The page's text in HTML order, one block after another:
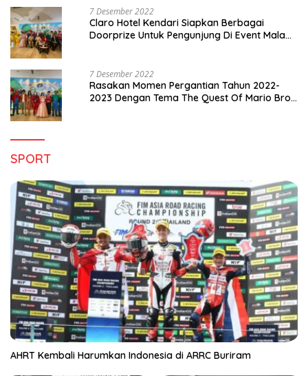
7 Desember 2022
Claro Hotel Kendari Siapkan Berbagai
Doorprize Untuk Pengunjung Di Event Malam
7 Desember 2022
Rasakan Momen Pergantian Tahun 2022-
2023 Dengan Tema The Quest Of Mario Bros
SPORT
AHRT Kembali Harumkan Indonesia di ARRC Buriram